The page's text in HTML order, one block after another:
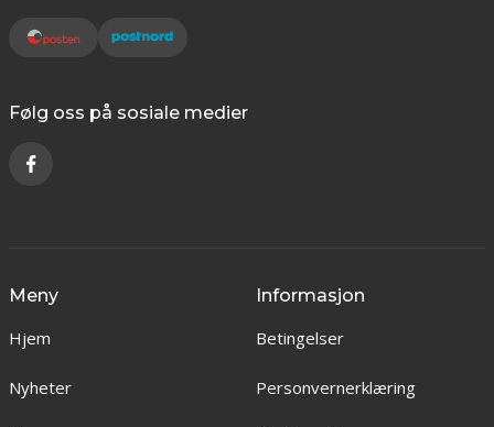
Følg oss på sosiale medier
Meny
Hjem
Nyheter
Informasjon
Betingelser
Personvernerklæring